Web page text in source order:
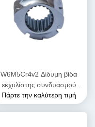
W6M5Cr4v2 Δίδυμη βίδα
εκχυλίστης συνδυασμού
βίδας για εργοστάσιο
τροφίμων
Πάρτε την καλύτερη τιμή